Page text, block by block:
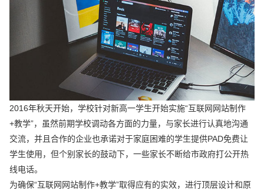
2016年秋天开始，学校针对新高一学生开始实施“互联网网站制作
+教学”，虽然前期学校调动各方面的力量，与家长进行认真地沟通
交流，并且合作的企业也承诺对于家庭困难的学生提供PAD免费让
学生使用，但个别家长的鼓动下，一些家长不断给市政府打公开热
线电话。
为确保“互联网网站制作+教学”取得应有的实效，进行顶层设计和原